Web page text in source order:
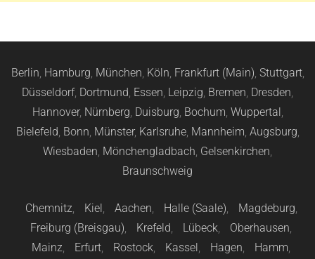
Berlin, Hamburg, München, Köln, Frankfurt (Main), Stuttgart,
Düsseldorf, Dortmund, Essen, Leipzig, Bremen, Dresden,
Hannover, Nürnberg, Duisburg, Bochum, Wuppertal,
Bielefeld, Bonn, Münster, Karlsruhe, Mannheim, Augsburg,
Wiesbaden, Mönchengladbach, Gelsenkirchen,
Braunschweig
Chemnitz, Kiel, Aachen, Halle (Saale), Magdeburg,
Freiburg (Breisgau), Krefeld, Lübeck, Oberhausen,
Mainz, Erfurt, Rostock, Kassel, Hagen, Hamm,